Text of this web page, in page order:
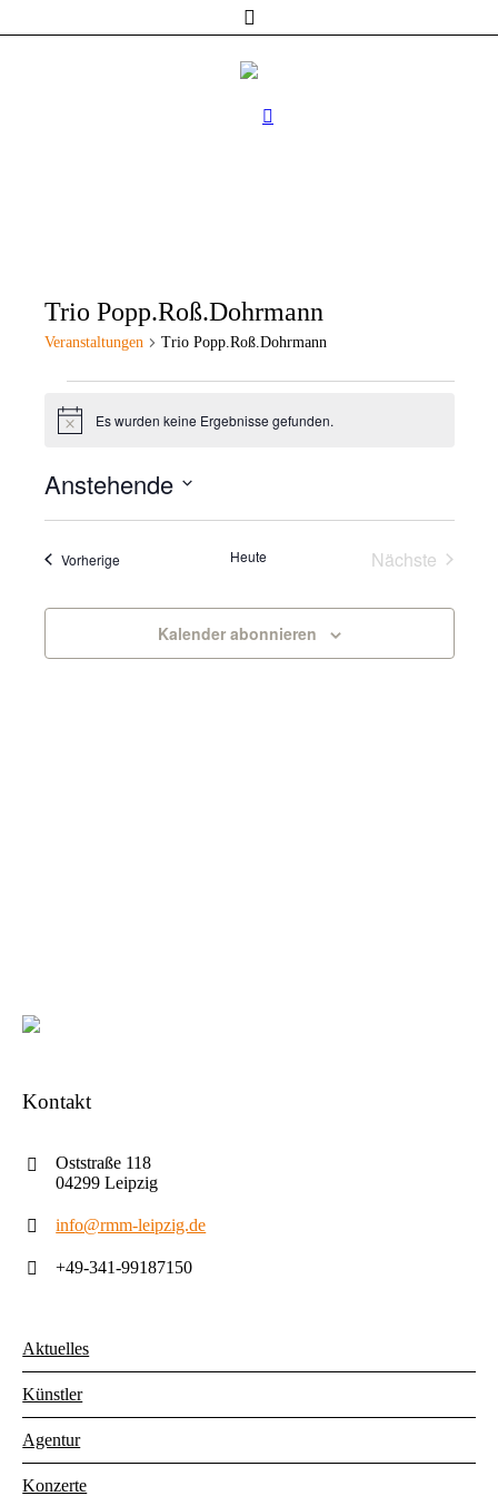
Trio Popp.Roß.Dohrmann
Veranstaltungen Trio Popp.Roß.Dohrmann
HinweisEs wurden keine Ergebnisse gefunden.
Anstehende
VorherigeVeranstaltungen Heute Nächste
Kalender abonnieren
Kontakt
Oststraße 118
04299 Leipzig
info@rmm-leipzig.de
+49-341-99187150
Aktuelles
Künstler
Agentur
Konzerte